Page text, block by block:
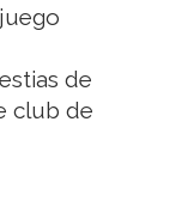
de
club de